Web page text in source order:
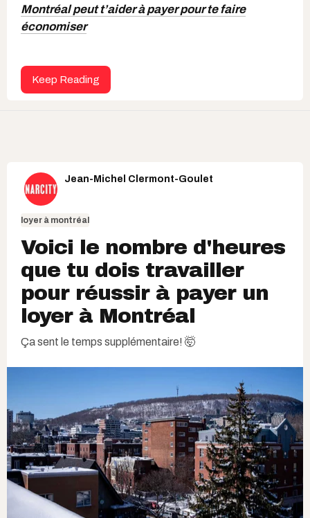
Montréal peut t’aider à payer pour te faire
économiser
Keep Reading
Jean-Michel Clermont-Goulet
loyer à montréal
Voici le nombre d'heures
que tu dois travailler
pour réussir à payer un
loyer à Montréal
Ça sent le temps supplémentaire! 🤯